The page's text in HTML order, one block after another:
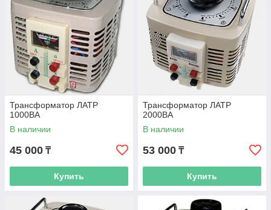
Трансформатор ЛАТР
1000ВА
В наличии
45 000 ₸
Купить
Трансформатор ЛАТР
2000ВА
В наличии
53 000 ₸
Купить